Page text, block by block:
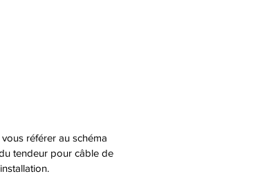
référer au schéma
tendeur pour câble de